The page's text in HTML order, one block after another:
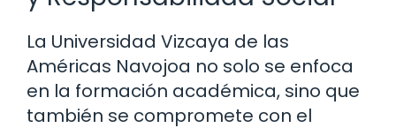
La Universidad Vizcaya de las
Américas Navojoa no solo se enfoca
en la formación académica, sino que
también se compromete con el